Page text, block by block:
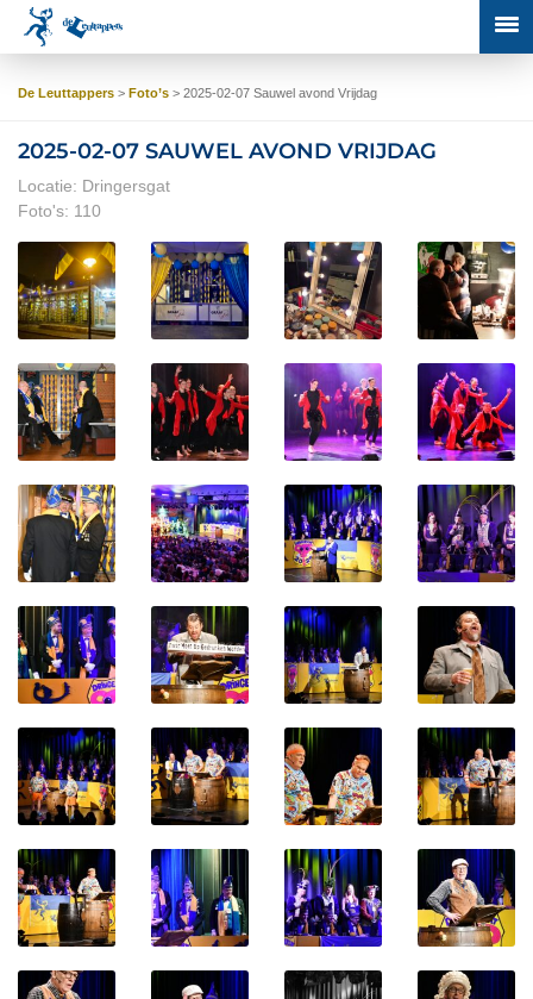
De Leuttappers > Foto’s > 2025-02-07 Sauwel avond Vrijdag
2025-02-07 SAUWEL AVOND VRIJDAG
Locatie: Dringersgat
Foto's: 110